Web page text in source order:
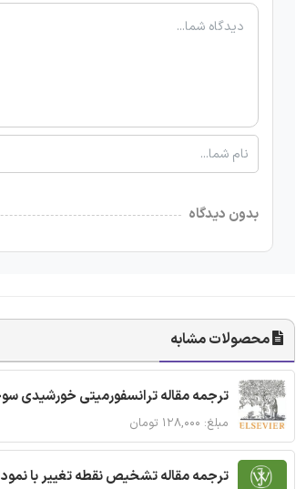
بدون دیدگاه
محصولات مشابه
ترجمه مقاله ترانسفورمیتی خورشیدی
مبلغ: ۱۲۸,۰۰۰ تومان
ترجمه مقاله تشخیص نقطه تغییر با